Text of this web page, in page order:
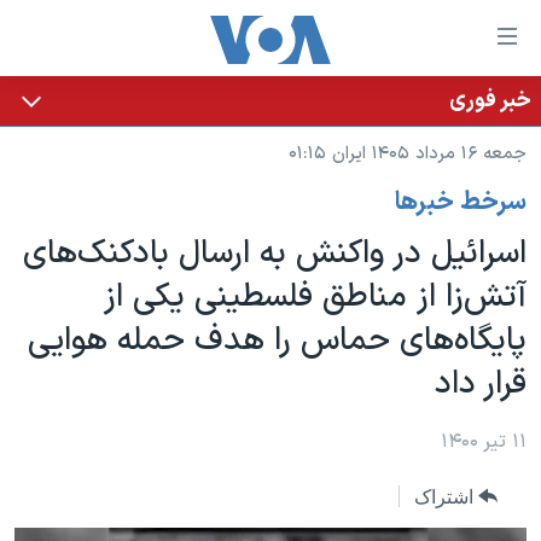
لینکهای
قابل
دسترسی
جهش
محتوای
اصلی
جهش
صفحه
اصلی
جهش
خانه
نسخه سبک وب‌سایت
موضوع ها
ایران
آمریکا
جهان
ورزشی
گزیده‌ها
برنامه های تلویزیونی
جدول برنامه ها
صفحه‌های ویژه
جام جهانی ۲۰۲۶
عملیات خشم حماسی
فرکانس‌های صدای آمریکا
پخش رادیویی
یادگیری زبان انگلیسی
خبر فوری
جمعه ۱۶ مرداد ۱۴۰۵ ایران ۰۱:۱۵
سرخط خبرها
اسرائیل در واکنش به ارسال بادکنک‌های
آتش‌زا از مناطق فلسطینی یکی از
پایگاه‌های حماس را هدف حمله هوایی
قرار داد
۱۱ تیر ۱۴۰۰
اشتراک